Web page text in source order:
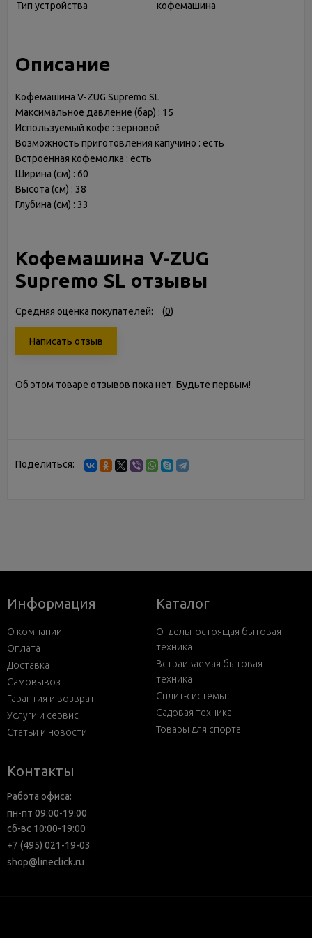
Тип устройства
кофемашина
Описание
Кофемашина V-ZUG Supremo SL
Максимальное давление (бар) : 15
Используемый кофе : зерновой
Возможность приготовления капучино : есть
Встроенная кофемолка : есть
Ширина (см) : 60
Высота (см) : 38
Глубина (см) : 33
Кофемашина V-ZUG
Supremo SL отзывы
Средняя оценка покупателей: (0)
Написать отзыв
Об этом товаре отзывов пока нет. Будьте первым!
Поделиться:
Информация
О компании
Оплата
Доставка
Самовывоз
Гарантия и возврат
Услуги и сервис
Статьи и новости
Каталог
Отдельностоящая бытовая
техника
Встраиваемая бытовая
техника
Сплит-системы
Садовая техника
Товары для спорта
Контакты
Работа офиса:
пн-пт 09:00-19:00
сб-вс 10:00-19:00
+7 (495) 021-19-03
shop@lineclick.ru